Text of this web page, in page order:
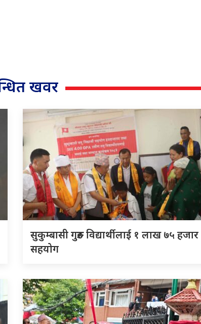
खवर
सुकुम्बासी गुरुङ विद्यार्थीलाई १ लाख ७५ हजार
सहयोग